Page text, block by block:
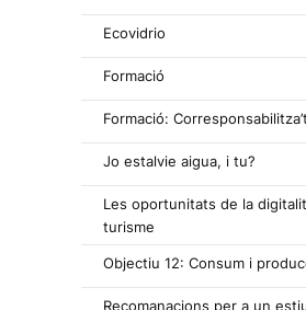
Ecovidrio
Formació
Formació: Corresponsabilitza’t
Jo estalvie aigua, i tu?
Les oportunitats de la
turisme
Objectiu 12: Consum i
Recomanacions per a un